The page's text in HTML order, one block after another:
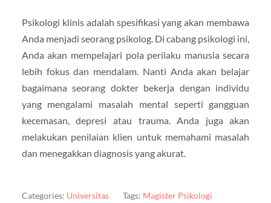
Psikologi klinis adalah spesifikasi yang akan membawa
Anda menjadi seorang psikolog. Di cabang psikologi ini,
Anda akan mempelajari pola perilaku manusia secara
lebih fokus dan mendalam. Nanti Anda akan belajar
bagaimana seorang dokter bekerja dengan individu
yang mengalami masalah mental seperti gangguan
kecemasan, depresi atau trauma. Anda juga akan
melakukan penilaian klien untuk memahami masalah
dan menegakkan diagnosis yang akurat.
Categories: Universitas Tags: Magister Psikologi